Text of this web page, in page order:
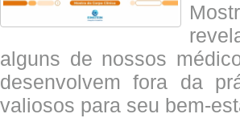
alguns de nossos
desenvolvem fora da
valiosos para seu bem-